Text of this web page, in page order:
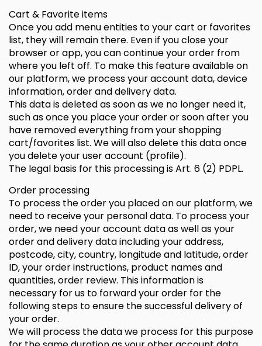
Cart & Favorite items
Once you add menu entities to your cart or favorites
list, they will remain there. Even if you close your
browser or app, you can continue your order from
where you left off. To make this feature available on
our platform, we process your account data, device
information, order and delivery data.
This data is deleted as soon as we no longer need it,
such as once you place your order or soon after you
have removed everything from your shopping
cart/favorites list. We will also delete this data once
you delete your user account (profile).
The legal basis for this processing is Art. 6 (2) PDPL.
Order processing
To process the order you placed on our platform, we
need to receive your personal data. To process your
order, we need your account data as well as your
order and delivery data including your address,
postcode, city, country, longitude and latitude, order
ID, your order instructions, product names and
quantities, order review. This information is
necessary for us to forward your order for the
following steps to ensure the successful delivery of
your order.
We will process the data we process for this purpose